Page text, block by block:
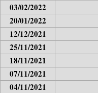
03/02/2022
20/01/2022
12/12/2021
25/11/2021
18/11/2021
07/11/2021
04/11/2021